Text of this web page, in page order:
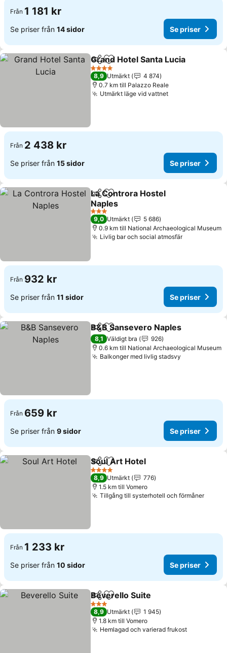
Från 1 181 kr
Se priser från 14 sidor Se priser
Dela Lägg till i Mina Favoriter
Grand Hotel Santa Lucia
4 Stjärnor
8,9 Utmärkt
4 874
0.7 km till Palazzo Reale
Utmärkt läge vid vattnet
Från 2 438 kr
Se priser från 15 sidor Se priser
Dela Lägg till i Mina Favoriter
La Controra Hostel
Naples
3 Stjärnor
9,0 Utmärkt
5 686
0.9 km till National Archaeological Museum
Livlig bar och social atmosfär
Från 932 kr
Se priser från 11 sidor Se priser
Dela Lägg till i Mina Favoriter
B&B Sansevero Naples
8,1 Väldigt bra
926
0.6 km till National Archaeological Museum
Balkonger med livlig stadsvy
Från 659 kr
Se priser från 9 sidor Se priser
Dela Lägg till i Mina Favoriter
Soul Art Hotel
4 Stjärnor
8,9 Utmärkt
776
1.5 km till Vomero
Tillgång till systerhotell och förmåner
Från 1 233 kr
Se priser från 10 sidor Se priser
Dela Lägg till i Mina Favoriter
Beverello Suite
3 Stjärnor
8,9 Utmärkt
1 945
1.8 km till Vomero
Hemlagad och varierad frukost